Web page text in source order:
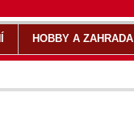
HOBBY A ZAHRADA